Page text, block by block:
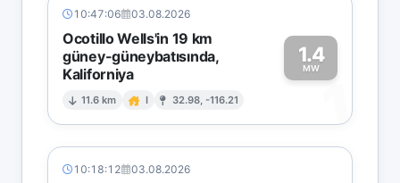
10:47:06 03.08.2026
Ocotillo Wells'in 19 km
güney-güneybatısında,
Kaliforniya
11.6 km I 32.98, -116.21
1.4
MW
1
10:18:12 03.08.2026